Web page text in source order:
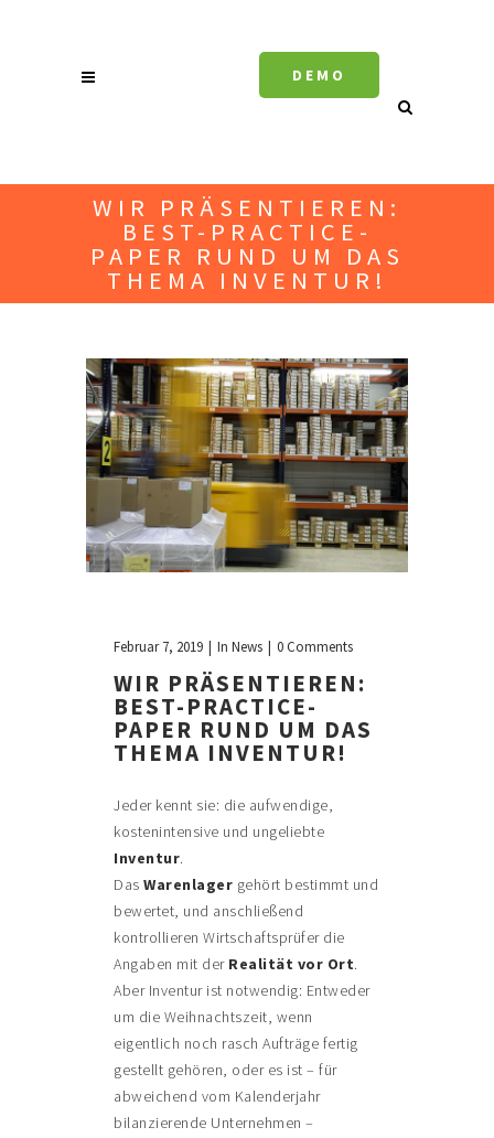
DEMO
WIR PRÄSENTIEREN:
BEST-PRACTICE-
PAPER RUND UM DAS
THEMA INVENTUR!
Februar 7, 2019 InNews 0 Comments
WIR PRÄSENTIEREN:
BEST-PRACTICE-
PAPER RUND UM DAS
THEMA INVENTUR!
Jeder kennt sie: die aufwendige,
kostenintensive und ungeliebte
Inventur.
DasWarenlager gehört bestimmt und
bewertet, und anschließend
kontrollieren Wirtschaftsprüfer die
Angaben mit der Realität vor Ort.
Aber Inventur ist notwendig: Entweder
um die Weihnachtszeit, wenn
eigentlich noch rasch Aufträge fertig
gestellt gehören, oder es ist – für
abweichend vom Kalenderjahr
bilanzierende Unternehmen –